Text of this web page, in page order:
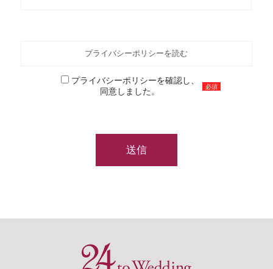
プライバシーポリシーを読む
プライバシーポリシーを確認し、
同意しました。
必須